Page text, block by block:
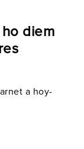
diem
a hoy-